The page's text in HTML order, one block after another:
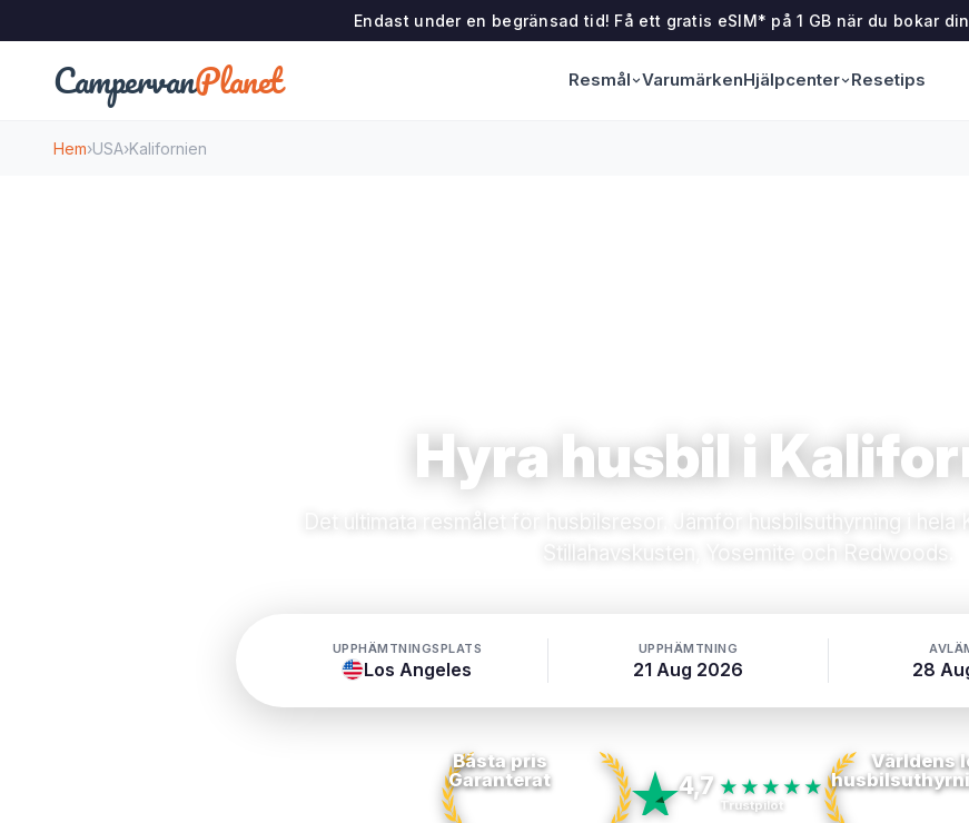
Endast under en begränsad tid! Få ett gratis eSIM* på 1 GB när du bokar
CampervanPlanet Resmål VarumärkenHjälpcenter Resetips
Hem›USA›Kalifornien
Hyra husbil i
Det ultimata resmålet för husbilsresor. Jämför husbilsuthyrning i hela
Stillahavskusten, Yosemite och Redwoods.
UPPHÄMTNINGSPLATS
Los Angeles
UPPHÄMTNING
21 Aug 2026 28
Bästa pris
Garanterat
4,7 ★★★★★
Trustpilot
Världens